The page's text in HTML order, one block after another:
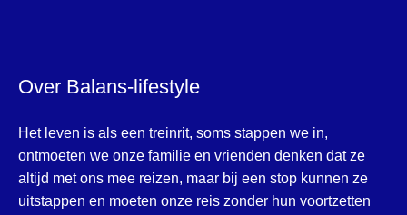
Over Balans-lifestyle
Het leven is als een treinrit, soms stappen we in,
ontmoeten we onze familie en vrienden denken dat ze
altijd met ons mee reizen, maar bij een stop kunnen ze
uitstappen en moeten onze reis zonder hun voortzetten